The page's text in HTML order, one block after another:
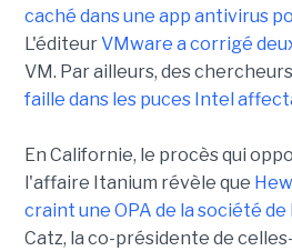
caché dans une app antivirus
L'éditeurVMware a corrigé
VM. Par ailleurs, des
faille dans les puces Intel
En Californie, le procès qui
l'affaire Itanium révèle que
craint une OPA de la société de
Catz, la co-présidente de